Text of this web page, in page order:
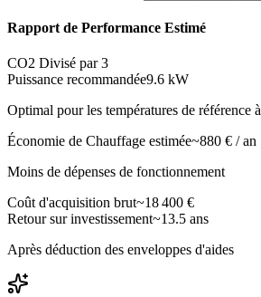
Rapport de Performance Estimé
CO2 Divisé par 3
Puissance recommandée9.6 kW
Optimal pour les températures de référence à
Économie de Chauffage estimée~880 € / an
Moins de dépenses de fonctionnement
Coût d'acquisition brut~18 400 €
Retour sur investissement~13.5 ans
Après déduction des enveloppes d'aides